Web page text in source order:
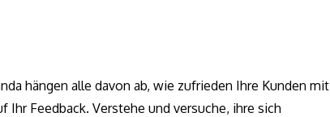
hängen alle davon ab, wie zufrieden Ihre Kunden mit
Ihr Feedback. Verstehe und versuche, ihre sich